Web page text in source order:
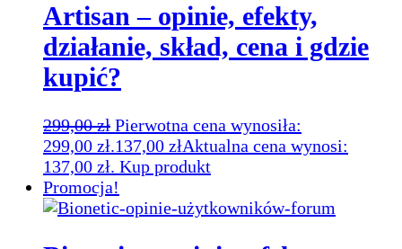
Artisan – opinie, efekty,
działanie, skład, cena i gdzie
kupić?
299,00zł Pierwotna cena wynosiła:
299,00 zł.137,00 złAktualna cena wynosi:
137,00 zł. Kup produkt
Promocja!